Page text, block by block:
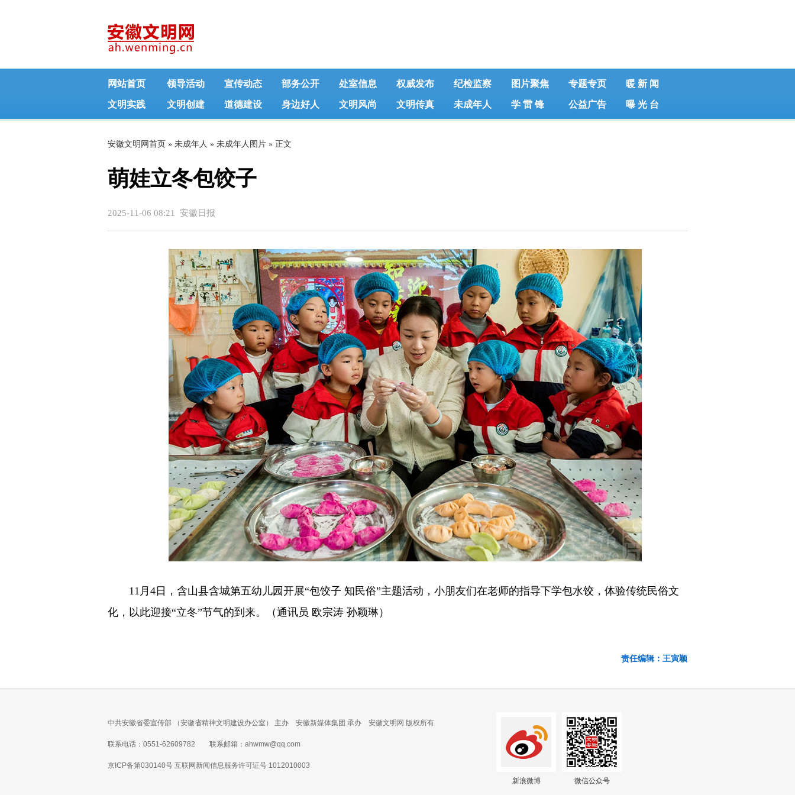
网站首页 领导活动 宣传动态 部务公开 处室信息 权威发布 纪检监察 图片聚焦 专题专页 暖 新 闻
文明实践 文明创建 道德建设 身边好人 文明风尚 文明传真 未成年人 学 雷 锋 公益广告 曝 光 台
安徽文明网首页 » 未成年人 » 未成年人图片 » 正文
萌娃立冬包饺子
2025-11-06 08:21 安徽日报
11月4日，含山县含城第五幼儿园开展“包饺子 知民俗”主题活动，小朋友们在老师的指导下学包水饺，体验传统民俗文
化，以此迎接“立冬”节气的到来。（通讯员 欧宗涛 孙颖琳）
责任编辑：王寅颖
中共安徽省委宣传部 （安徽省精神文明建设办公室） 主办 安徽新媒体集团 承办 安徽文明网 版权所有
联系电话：0551-62609782 联系邮箱：ahwmw@qq.com
京ICP备第030140号 互联网新闻信息服务许可证号 1012010003
新浪微博
微信公众号